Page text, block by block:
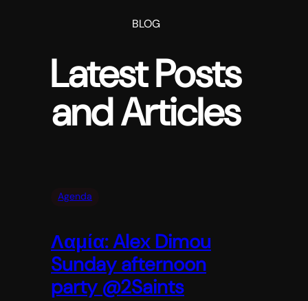
BLOG
Latest Posts
and Articles
Agenda
Λαμία: Alex Dimou
Sunday afternoon
party @2Saints